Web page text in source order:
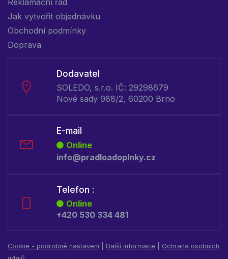
Reklamační řád
Jak vytvořit objednávku
Obchodní podmínky
Doprava
Dodavatel
SOLEDO, s.r.o. IČ: 29298679
Nové sady 988/2, 60200 Brno
E-mail
Online
info@pradloadoplnky.cz
Telefon :
Online
+420 530 334 481
Cookie - podrobné nastavení Další informace
Ochrana osobních